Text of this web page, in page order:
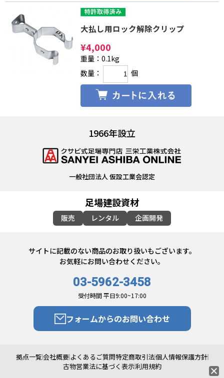
大払し用ロック解除クリップ
¥4,000
重量：0.1kg
数量：
個
1966年設立
一般社団法人 仮設工業会認定
足場建設資材
販売 レンタル 企画開発
サイトに記載のない商品のお取り扱いもございます。
お気軽にお問い合わせください。
03-5962-3458
受付時間 平日9:00~17:00
フォームからのお問い合わせ
拠点一覧会社概要よくあるご質問特定商取引法個人情報保護方針
古物営業法に基づく表示利用規約